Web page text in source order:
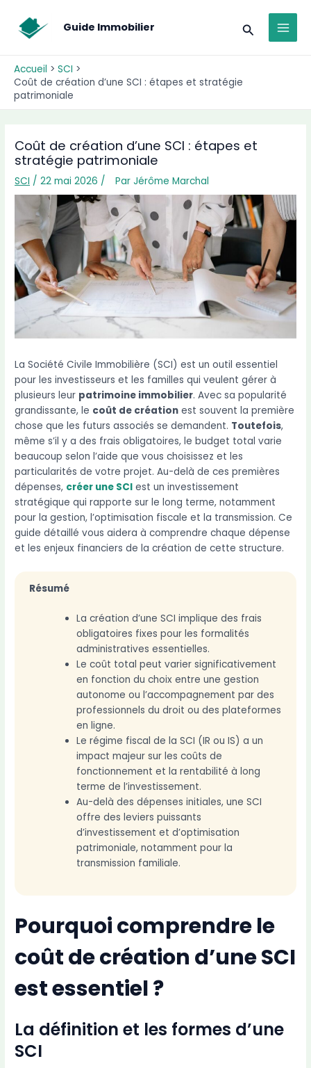
contenu
Guide Immobilier
Accueil
SCI
Coût de création d’une SCI : étapes et stratégie
patrimoniale
Coût de création d’une SCI : étapes et
stratégie patrimoniale
SCI /22 mai 2026 / ParJérôme Marchal
La Société Civile Immobilière (SCI) est un outil essentiel
pour les investisseurs et les familles qui veulent gérer à
plusieurs leur patrimoine immobilier. Avec sa popularité
grandissante, le coût de création est souvent la première
chose que les futurs associés se demandent. Toutefois,
même s’il y a des frais obligatoires, le budget total varie
beaucoup selon l’aide que vous choisissez et les
particularités de votre projet. Au-delà de ces premières
dépenses, créer une SCI est un investissement
stratégique qui rapporte sur le long terme, notamment
pour la gestion, l’optimisation fiscale et la transmission. Ce
guide détaillé vous aidera à comprendre chaque dépense
et les enjeux financiers de la création de cette structure.
Résumé
La création d’une SCI implique des frais
obligatoires fixes pour les formalités
administratives essentielles.
Le coût total peut varier significativement
en fonction du choix entre une gestion
autonome ou l’accompagnement par des
professionnels du droit ou des plateformes
en ligne.
Le régime fiscal de la SCI (IR ou IS) a un
impact majeur sur les coûts de
fonctionnement et la rentabilité à long
terme de l’investissement.
Au-delà des dépenses initiales, une SCI
offre des leviers puissants
d’investissement et d’optimisation
patrimoniale, notamment pour la
transmission familiale.
Pourquoi comprendre le
coût de création d’une SCI
est essentiel ?
La définition et les formes d’une
SCI